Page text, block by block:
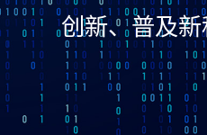
创新、普及